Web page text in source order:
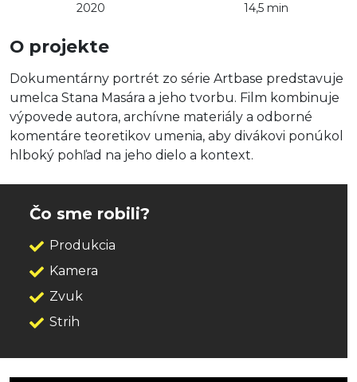
2020
14,5 min
O projekte
Dokumentárny portrét zo série Artbase predstavuje
umelca Stana Masára a jeho tvorbu. Film kombinuje
výpovede autora, archívne materiály a odborné
komentáre teoretikov umenia, aby divákovi ponúkol
hlboký pohľad na jeho dielo a kontext.
Čo sme robili?
Produkcia
Kamera
Zvuk
Strih